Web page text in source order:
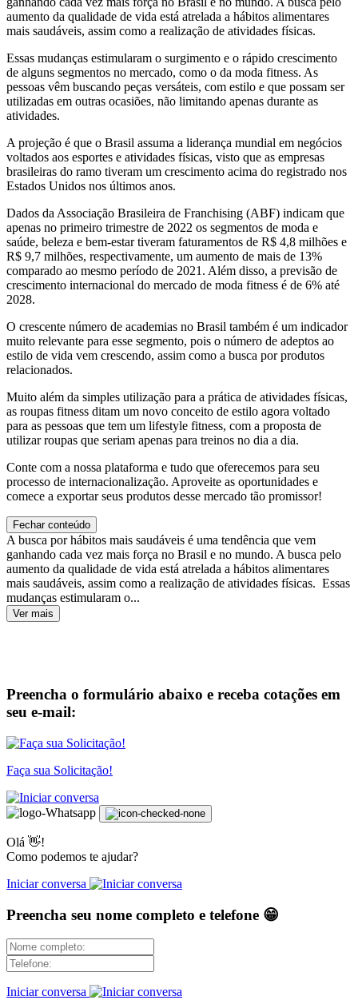
aumento da qualidade de vida está atrelada a hábitos alimentares
mais saudáveis, assim como a realização de atividades físicas.
Essas mudanças estimularam o surgimento e o rápido crescimento
de alguns segmentos no mercado, como o da moda fitness. As
pessoas vêm buscando peças versáteis, com estilo e que possam ser
utilizadas em outras ocasiões, não limitando apenas durante as
atividades.
A projeção é que o Brasil assuma a liderança mundial em negócios
voltados aos esportes e atividades físicas, visto que as empresas
brasileiras do ramo tiveram um crescimento acima do registrado nos
Estados Unidos nos últimos anos.
Dados da Associação Brasileira de Franchising (ABF) indicam que
apenas no primeiro trimestre de 2022 os segmentos de moda e
saúde, beleza e bem-estar tiveram faturamentos de R$ 4,8 milhões e
R$ 9,7 milhões, respectivamente, um aumento de mais de 13%
comparado ao mesmo período de 2021. Além disso, a previsão de
crescimento internacional do mercado de moda fitness é de 6% até
2028.
O crescente número de academias no Brasil também é um indicador
muito relevante para esse segmento, pois o número de adeptos ao
estilo de vida vem crescendo, assim como a busca por produtos
relacionados.
Muito além da simples utilização para a prática de atividades físicas,
as roupas fitness ditam um novo conceito de estilo agora voltado
para as pessoas que tem um lifestyle fitness, com a proposta de
utilizar roupas que seriam apenas para treinos no dia a dia.
Conte com a nossa plataforma e tudo que oferecemos para seu
processo de internacionalização. Aproveite as oportunidades e
comece a exportar seus produtos desse mercado tão promissor!
Fechar conteúdo
A busca por hábitos mais saudáveis é uma tendência que vem
ganhando cada vez mais força no Brasil e no mundo. A busca pelo
aumento da qualidade de vida está atrelada a hábitos alimentares
mais saudáveis, assim como a realização de atividades físicas. Essas
mudanças estimularam o...
Ver mais
Preencha o formulário abaixo e receba cotações em
seu e-mail:
Faça sua Solicitação!
Olá 👋!
Como podemos te ajudar?
Iniciar conversa
Preencha seu nome completo e telefone 😁
Iniciar conversa